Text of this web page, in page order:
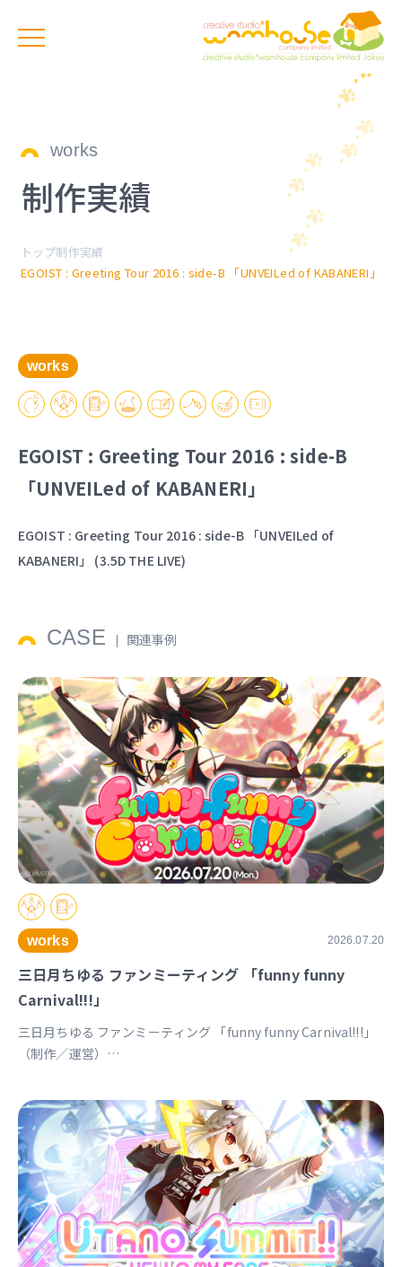
works
制作実績
トップ制作実績
EGOIST : Greeting Tour 2016 : side-B 「UNVEILed of KABANERI」
works
EGOIST : Greeting Tour 2016 : side-B
「UNVEILed of KABANERI」
EGOIST : Greeting Tour 2016 : side-B 「UNVEILed of
KABANERI」 (3.5D THE LIVE)
CASE 関連事例
works 2026.07.20
三日月ちゆる ファンミーティング 「funny funny
Carnival!!!」
三日月ちゆる ファンミーティング 「funny funny Carnival!!!」
（制作／運営）